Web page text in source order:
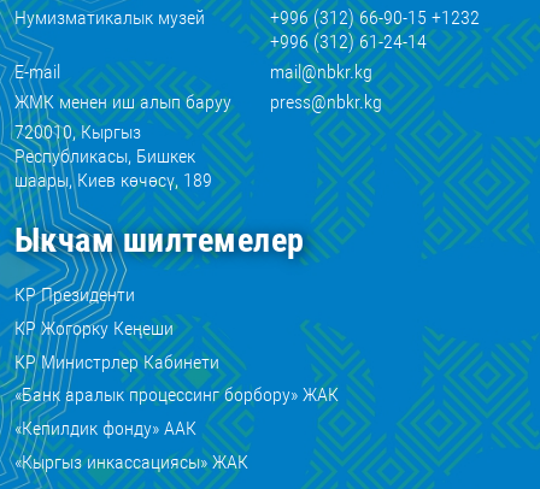
Нумизматикалык музей
+996 (312) 66-90-15 +1232
+996 (312) 61-24-14
E-mail
mail@nbkr.kg
ЖМК менен иш алып баруу
press@nbkr.kg
720010, Кыргыз
Республикасы, Бишкек
шаары, Киев көчөсү, 189
Ыкчам шилтемелер
КР Президенти
КР Жогорку Кеңеши
КР Министрлер Кабинети
«Банк аралык процессинг борбору» ЖАК
«Кепилдик фонду» ААК
«Кыргыз инкассациясы» ЖАК